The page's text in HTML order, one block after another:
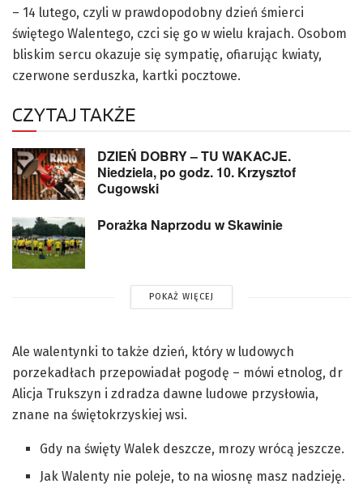
– 14 lutego, czyli w prawdopodobny dzień śmierci
świętego Walentego, czci się go w wielu krajach. Osobom
bliskim sercu okazuje się sympatię, ofiarując kwiaty,
czerwone serduszka, kartki pocztowe.
CZYTAJ TAKŻE
DZIEŃ DOBRY – TU WAKACJE.
Niedziela, po godz. 10. Krzysztof
Cugowski
Porażka Naprzodu w Skawinie
POKAŻ WIĘCEJ
Ale walentynki to także dzień, który w ludowych
porzekadłach przepowiadał pogodę – mówi etnolog, dr
Alicja Trukszyn i zdradza dawne ludowe przysłowia,
znane na świętokrzyskiej wsi.
Gdy na święty Walek deszcze, mrozy wrócą jeszcze.
Jak Walenty nie poleje, to na wiosnę masz nadzieję.